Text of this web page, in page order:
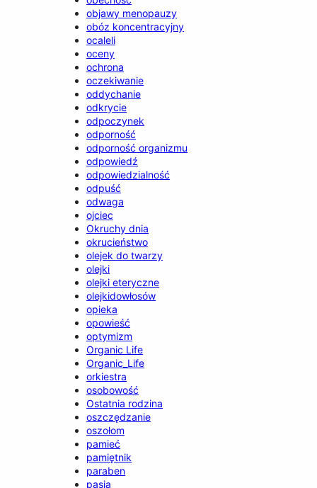
objawy menopauzy
obóz koncentracyjny
ocaleli
oceny
ochrona
oczekiwanie
oddychanie
odkrycie
odpoczynek
odporność
odporność organizmu
odpowiedź
odpowiedzialność
odpuść
odwaga
ojciec
Okruchy dnia
okrucieństwo
olejek do twarzy
olejki
olejki eteryczne
olejkidowłosów
opieka
opowieść
optymizm
Organic Life
Organic_Life
orkiestra
osobowość
Ostatnia rodzina
oszczędzanie
oszołom
pamieć
pamiętnik
paraben
pasja